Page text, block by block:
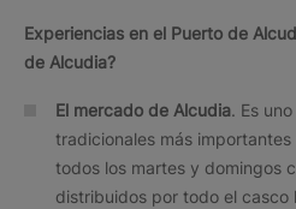
Experiencias en el Puerto de
de Alcudia?
El mercado de Alcudia. Es
tradicionales más
todos los martes y domingos
distribuidos por todo el casco